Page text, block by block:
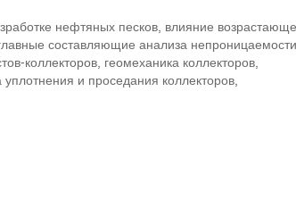
нефтяных песков, влияние
составляющие анализа непроницаемости
коллекторов, геомеханика коллекторов,
и проседания коллекторов,